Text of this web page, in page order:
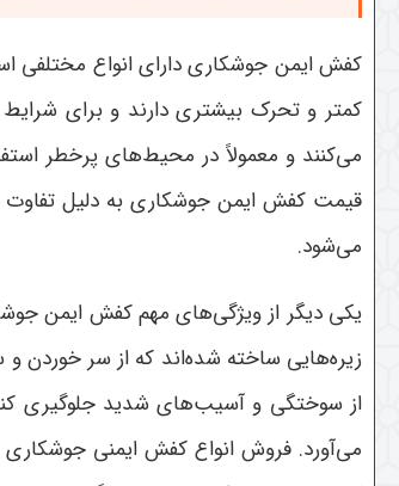
کفش ایمن جوشکاری دارای انواع
کمتر و تحرک بیشتری دارند و برای
می‌کنند و معمولاً در محیط‌های پرخطر
قیمت کفش ایمن جوشکاری به دلیل تفاوت
می‌شود.
یکی دیگر از ویژگی‌های مهم کفش ایمن
زیره‌هایی ساخته شده‌اند که از سر خوردن
از سوختگی و آسیب‌های شدید جلوگیری
می‌آورد. فروش انواع کفش ایمنی جوشکاری